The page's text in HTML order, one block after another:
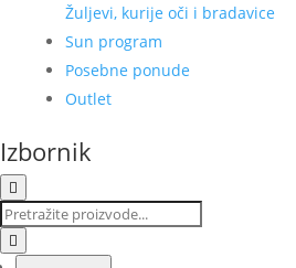
Žuljevi, kurije oči i bradavice
Sun program
Posebne ponude
Outlet
Izbornik